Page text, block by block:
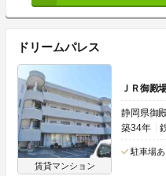
ドリームパレス
賃貸マンション
ＪＲ御殿
静岡県御
築34年
駐車場